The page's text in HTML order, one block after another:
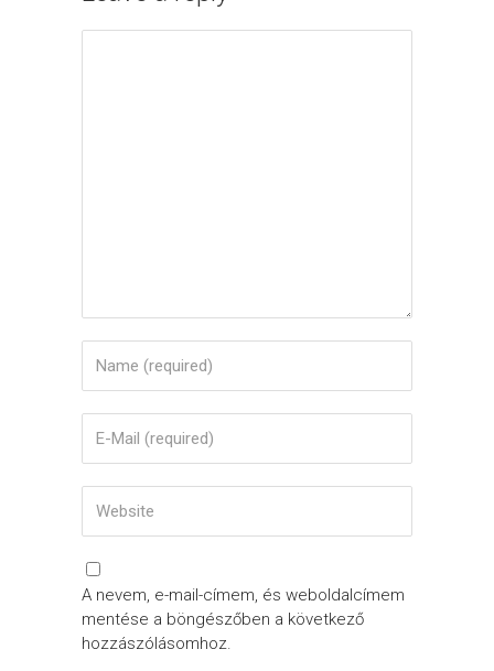
A nevem, e-mail-címem, és weboldalcímem
mentése a böngészőben a következő
hozzászólásomhoz.